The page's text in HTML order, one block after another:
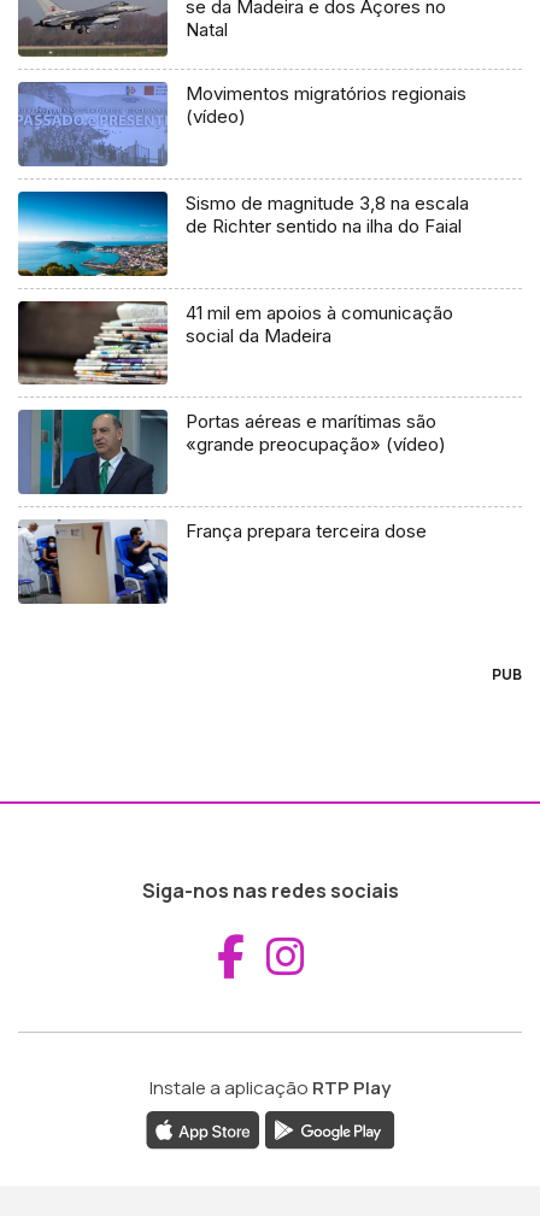
se da Madeira e dos Açores no
Natal
Movimentos migratórios regionais
(vídeo)
Sismo de magnitude 3,8 na escala
de Richter sentido na ilha do Faial
41 mil em apoios à comunicação
social da Madeira
Portas aéreas e marítimas são
«grande preocupação» (vídeo)
França prepara terceira dose
PUB
Siga-nos nas redes sociais
Aceder ao
Instale a aplicação RTP Play